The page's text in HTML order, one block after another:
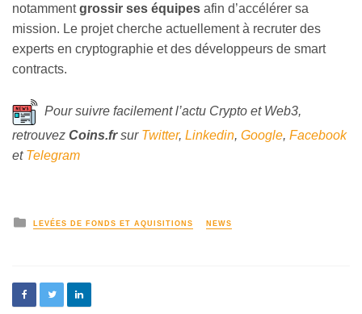
notammentgrossir ses équipes afin d’accélérer sa
mission. Le projet cherche actuellement à recruter des
experts en cryptographie et des développeurs de smart
contracts.
Pour suivre facilement l’actu Crypto et Web3,
retrouvez Coins.frsur Twitter, Linkedin, Google, Facebook
et Telegram
LEVÉES DE FONDS ET AQUISITIONS NEWS